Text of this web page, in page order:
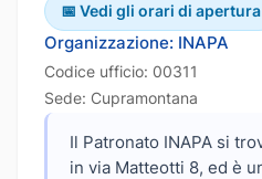
📅 Vedi gli orari di apertura
Organizzazione: INAPA
Codice ufficio: 00311
Sede: Cupramontana
Il Patronato INAPA si
in via Matteotti 8, ed è